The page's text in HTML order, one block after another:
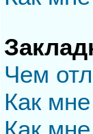
Чем
Как